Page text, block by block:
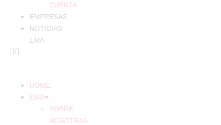
CUENTA
EMPRESAS
NOTICIAS
EMA
HOME
EMA
SOBRE
NOSOTRAS